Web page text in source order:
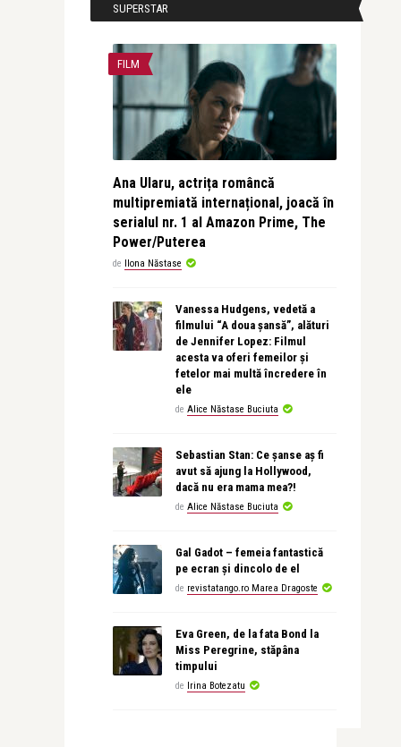
SUPERSTAR
FILM
Ana Ularu, actrița româncă
multipremiată internațional, joacă în
serialul nr. 1 al Amazon Prime, The
Power/Puterea
de Ilona Năstase
Vanessa Hudgens, vedetă a
filmului “A doua șansă”, alături
de Jennifer Lopez: Filmul
acesta va oferi femeilor și
fetelor mai multă încredere în
ele
de Alice Năstase Buciuta
Sebastian Stan: Ce șanse aș fi
avut să ajung la Hollywood,
dacă nu era mama mea?!
de Alice Năstase Buciuta
Gal Gadot – femeia fantastică
pe ecran și dincolo de el
de revistatango.ro Marea Dragoste
Eva Green, de la fata Bond la
Miss Peregrine, stăpâna
timpului
de Irina Botezatu